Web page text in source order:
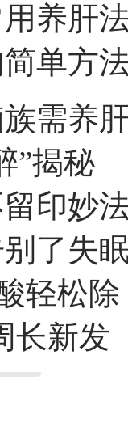
养肝
单方
需养
”揭秘
印妙
了失
轻松除
长新发